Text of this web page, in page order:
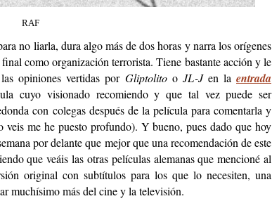
RAF
no liarla, dura algo más de dos horas y narra los orígenes
como organización terrorista. Tiene bastante acción y le
opiniones vertidas por Gliptolito o JL-Jen la entrada
cuyo visionado recomiendo y que tal vez puede ser
con colegas después de la película para comentarla y
veis me he puesto profundo). Y bueno, pues dado que hoy
por delante que mejor que una recomendación de este
que veáis las otras películas alemanas que mencioné al
original con subtítulos para los que lo necesiten, una
muchísimo más del cine y la televisión.